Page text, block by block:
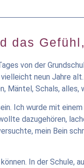
das
von der
vielleicht neun Jahre
Mäntel, Schals,
Ich wurde mit
dazugehören,
mein Bein
In der Schule,